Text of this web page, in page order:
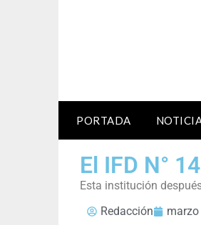
PORTADA
El IFD N°
Esta institución
Redacción
marzo